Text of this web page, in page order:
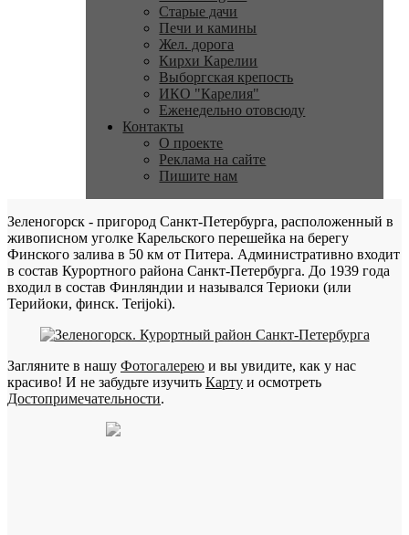
Старые дачи
Печи и камины
Жел. дорога
Кирхи Карелии
Выборгская крепость
ИКО "Карелия"
Еженедельно отовсюду
Контакты
О проекте
Реклама на сайте
Пишите нам
Зеленогорск - пригород Санкт-Петербурга, расположенный в
живописном уголке Карельского перешейка на берегу
Финского залива в 50 км от Питера. Административно входит
в состав Курортного района Санкт-Петербурга. До 1939 года
входил в состав Финляндии и назывался Териоки (или
Терийоки, финск. Terijoki).
Загляните в нашу Фотогалерею и вы увидите, как у нас
красиво! И не забудьте изучить Карту и осмотреть
Достопримечательности.